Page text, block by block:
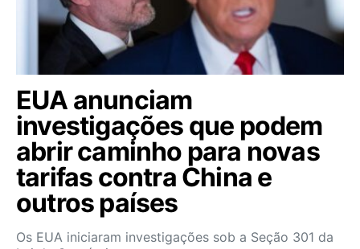
EUA anunciam
investigações que podem
abrir caminho para novas
tarifas contra China e
outros países
Os EUA iniciaram investigações sob a Seção 301 da